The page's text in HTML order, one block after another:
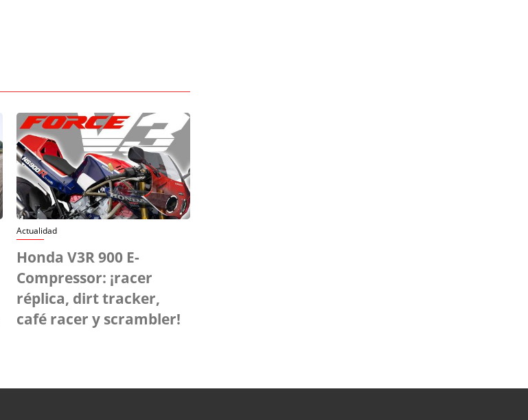
Actualidad
Honda V3R 900 E-
Compressor: ¡racer
réplica, dirt tracker,
café racer y scrambler!